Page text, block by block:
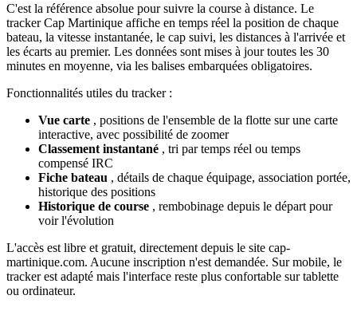
C'est la référence absolue pour suivre la course à distance. Le
tracker Cap Martinique affiche en temps réel la position de chaque
bateau, la vitesse instantanée, le cap suivi, les distances à l'arrivée et
les écarts au premier. Les données sont mises à jour toutes les 30
minutes en moyenne, via les balises embarquées obligatoires.
Fonctionnalités utiles du tracker :
Vue carte , positions de l'ensemble de la flotte sur une carte
interactive, avec possibilité de zoomer
Classement instantané , tri par temps réel ou temps
compensé IRC
Fiche bateau , détails de chaque équipage, association portée,
historique des positions
Historique de course , rembobinage depuis le départ pour
voir l'évolution
L'accès est libre et gratuit, directement depuis le site cap-
martinique.com. Aucune inscription n'est demandée. Sur mobile, le
tracker est adapté mais l'interface reste plus confortable sur tablette
ou ordinateur.